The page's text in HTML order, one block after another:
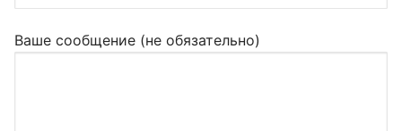
Ваше сообщение (не обязательно)